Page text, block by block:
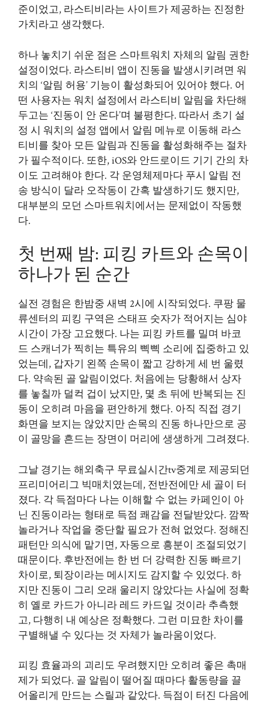
준이었고, 라스티비라는 사이트가 제공하는 진정한
가치라고 생각했다.
하나 놓치기 쉬운 점은 스마트워치 자체의 알림 권한
설정이었다. 라스티비 앱이 진동을 발생시키려면 워
치의 ‘알림 허용’ 기능이 활성화되어 있어야 했다. 어
떤 사용자는 워치 설정에서 라스티비 알림을 차단해
두고는 ‘진동이 안 온다’며 불평한다. 따라서 초기 설
정 시 워치의 설정 앱에서 알림 메뉴로 이동해 라스
티비를 찾아 모든 알림과 진동을 활성화해주는 절차
가 필수적이다. 또한, iOS와 안드로이드 기기 간의 차
이도 고려해야 한다. 각 운영체제마다 푸시 알림 전
송 방식이 달라 오작동이 간혹 발생하기도 했지만,
대부분의 모던 스마트워치에서는 문제없이 작동했
다.
첫 번째 밤: 피킹 카트와 손목이
하나가 된 순간
실전 경험은 한밤중 새벽 2시에 시작되었다. 쿠팡 물
류센터의 피킹 구역은 스태프 숫자가 적어지는 심야
시간이 가장 고요했다. 나는 피킹 카트를 밀며 바코
드 스캐너가 찍히는 특유의 삑삑 소리에 집중하고 있
었는데, 갑자기 왼쪽 손목이 짧고 강하게 세 번 울렸
다. 약속된 골 알림이었다. 처음에는 당황해서 상자
를 놓칠까 덜컥 겁이 났지만, 몇 초 뒤에 반복되는 진
동이 오히려 마음을 편안하게 했다. 아직 직접 경기
화면을 보지는 않았지만 손목의 진동 하나만으로 공
이 골망을 흔드는 장면이 머리에 생생하게 그려졌다.
그날 경기는 해외축구 무료실시간tv중계로 제공되던
프리미어리그 빅매치였는데, 전반전에만 세 골이 터
졌다. 각 득점마다 나는 이해할 수 없는 카페인이 아
닌 진동이라는 형태로 득점 쾌감을 전달받았다. 깜짝
놀라거나 작업을 중단할 필요가 전혀 없었다. 정해진
패턴만 의식에 맡기면, 자동으로 흥분이 조절되었기
때문이다. 후반전에는 한 번 더 강력한 진동 빠르기
차이로, 퇴장이라는 메시지도 감지할 수 있었다. 하
지만 진동이 그리 오래 울리지 않았다는 사실에 정확
히 옐로 카드가 아니라 레드 카드일 것이라 추측했
고, 다행히 내 예상은 정확했다. 그런 미묘한 차이를
구별해낼 수 있다는 것 자체가 놀라움이었다.
피킹 효율과의 괴리도 우려했지만 오히려 좋은 촉매
제가 되었다. 골 알림이 떨어질 때마다 활동량을 끌
어올리게 만드는 스릴과 같았다. 득점이 터진 다음에